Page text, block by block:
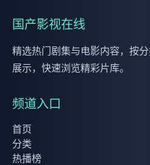
国产影视在线
精选热门剧集与电影内容，按
展示，快速浏览精彩片库。
频道入口
首页
分类
热播榜